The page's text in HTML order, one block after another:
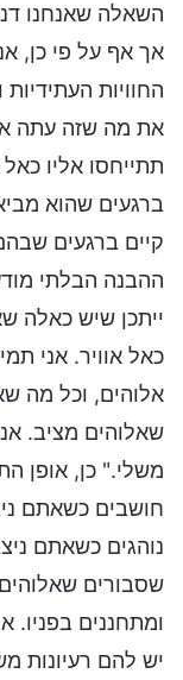
השאלה שאנחנו
אך אף על פי כן,
החוויות
את מה שזה עתה
תתייחסו אליו
ברגעים שהוא
קיים ברגעים
ההבנה הבלתי
ייתכן שיש כאלה
כאל אוויר. אני
אלוהים, וכל מה
שאלוהים מציב.
משלי." כן, אופן
חושבים כשאתם
נוהגים כשאתם
שסבורים
ומתחננים בפניו.
יש להם רעיונות